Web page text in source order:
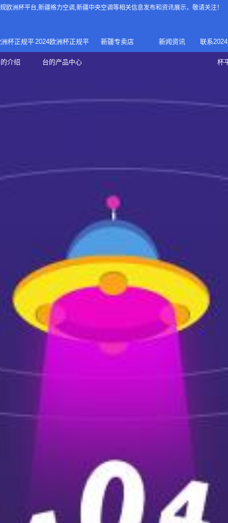
欧洲杯平台,新疆格力空调,新疆中央空调等相关信息发布和资讯展示，敬请关注！
杯正规平
介绍
正规欧洲
2024欧洲杯正规平
台的产品中心
家庭中央空调
家用空调
新疆专卖店 新闻资讯 联系
杯